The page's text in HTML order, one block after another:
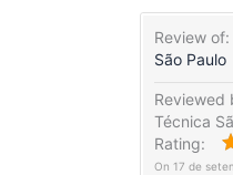
Review of:
São Paulo
Reviewed
Técnica
Rating:
On 17 de